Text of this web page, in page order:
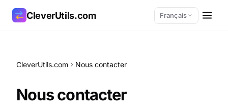
CleverUtils.com Français
CleverUtils.com Nous contacter
Nous contacter